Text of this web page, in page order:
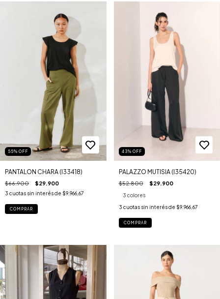
55% OFF
PANTALON CHARA (I33418)
$66.900 $29.900
3 cuotas sin interés de $9.966,67
COMPRAR
43% OFF
PALAZZO MUTISIA (I35420)
$52.800 $29.900
3 colores
3 cuotas sin interés de $9.966,67
COMPRAR